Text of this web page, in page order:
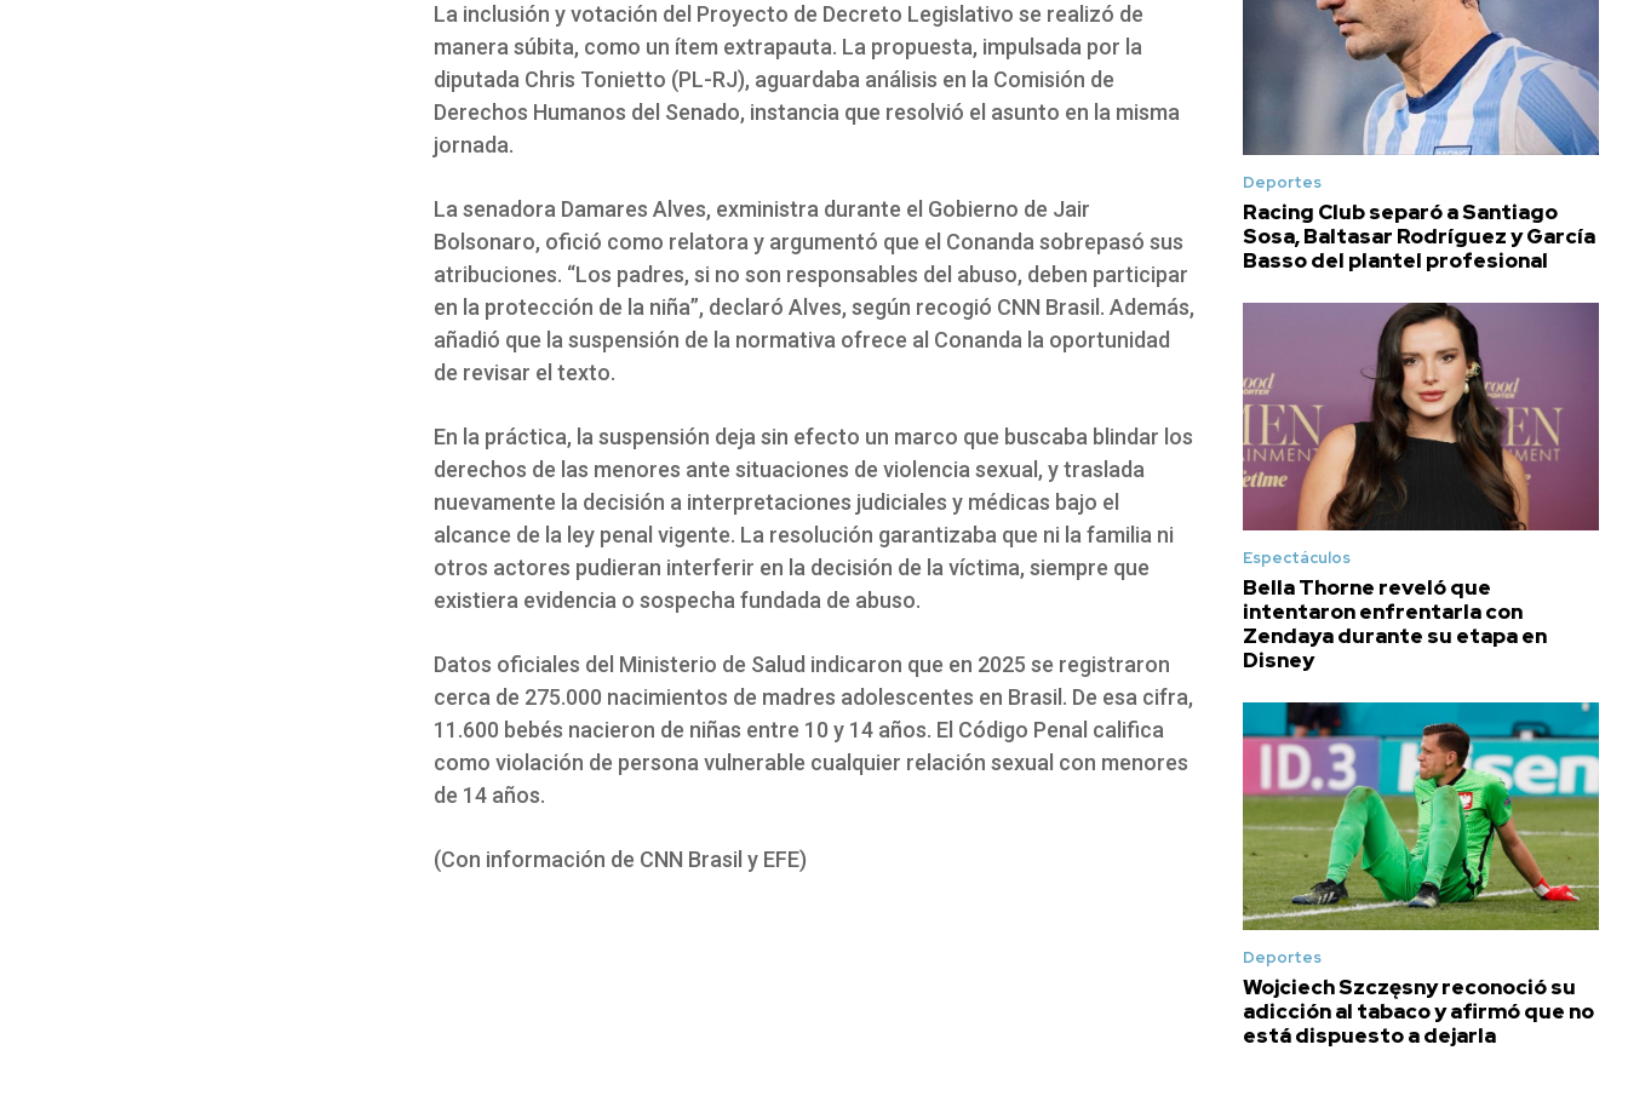
La inclusión y votación del Proyecto de Decreto Legislativo se realizó de
manera súbita, como un ítem extrapauta. La propuesta, impulsada por la
diputada Chris Tonietto (PL-RJ), aguardaba análisis en la Comisión de
Derechos Humanos del Senado, instancia que resolvió el asunto en la misma
jornada.
La senadora Damares Alves, exministra durante el Gobierno de Jair
Bolsonaro, ofició como relatora y argumentó que el Conanda sobrepasó sus
atribuciones. “Los padres, si no son responsables del abuso, deben participar
en la protección de la niña”, declaró Alves, según recogió CNN Brasil. Además,
añadió que la suspensión de la normativa ofrece al Conanda la oportunidad
de revisar el texto.
En la práctica, la suspensión deja sin efecto un marco que buscaba blindar los
derechos de las menores ante situaciones de violencia sexual, y traslada
nuevamente la decisión a interpretaciones judiciales y médicas bajo el
alcance de la ley penal vigente. La resolución garantizaba que ni la familia ni
otros actores pudieran interferir en la decisión de la víctima, siempre que
existiera evidencia o sospecha fundada de abuso.
Datos oficiales del Ministerio de Salud indicaron que en 2025 se registraron
cerca de 275.000 nacimientos de madres adolescentes en Brasil. De esa cifra,
11.600 bebés nacieron de niñas entre 10 y 14 años. El Código Penal califica
como violación de persona vulnerable cualquier relación sexual con menores
de 14 años.
(Con información de CNN Brasil y EFE)
Deportes
Racing Club separó a Santiago
Sosa, Baltasar Rodríguez y García
Basso del plantel profesional
Espectáculos
Bella Thorne reveló que
intentaron enfrentarla con
Zendaya durante su etapa en
Disney
Deportes
Wojciech Szczęsny reconoció su
adicción al tabaco y afirmó que no
está dispuesto a dejarla